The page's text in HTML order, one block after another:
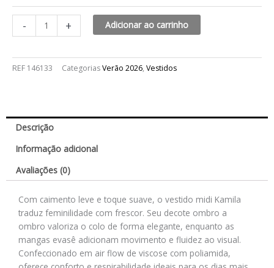
- + Adicionar ao carrinho
REF 146133 CategoriasVerão 2026, Vestidos
Descrição
Informação adicional
Avaliações (0)
Com caimento leve e toque suave, o vestido midi Kamila
traduz feminilidade com frescor. Seu decote ombro a
ombro valoriza o colo de forma elegante, enquanto as
mangas evasê adicionam movimento e fluidez ao visual.
Confeccionado em air flow de viscose com poliamida,